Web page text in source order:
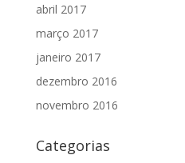
abril 2017
março 2017
janeiro 2017
dezembro 2016
novembro 2016
Categorias